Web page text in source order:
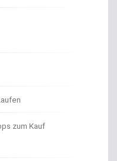
zum Kauf